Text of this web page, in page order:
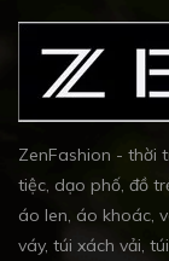
ZenFashion - thời
tiệc, dạo phố, đồ
áo len, áo khoác,
váy, túi xách vải,